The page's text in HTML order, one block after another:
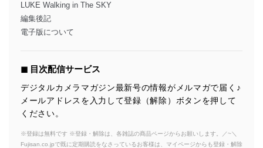
LUKE Walking in The SKY
編集後記
電子版について
◼︎ 目次配信サービス
デジタルカメラマガジン最新号の情報がメルマガで届く♪
メールアドレスを入力して登録（解除）ボタンを押して
ください。
※登録は無料です ※登録・解除は、各雑誌の商品ページからお願いします。／~＼
Fujisan.co.jpで既に定期購読をなさっているお客様は、マイページからも登録・解除